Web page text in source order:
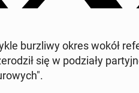
burz­li­wy okres wokół
się w po­dzia­ły